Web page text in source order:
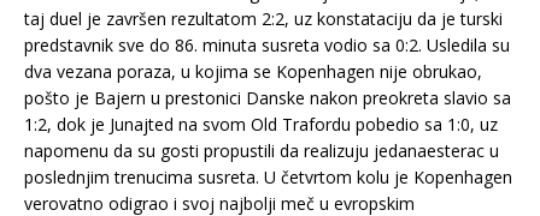
taj duel je završen rezultatom 2:2, uz konstataciju da je turski
predstavnik sve do 86. minuta susreta vodio sa 0:2. Usledila su
dva vezana poraza, u kojima se Kopenhagen nije obrukao,
pošto je Bajern u prestonici Danske nakon preokreta slavio sa
1:2, dok je Junajted na svom Old Trafordu pobedio sa 1:0, uz
napomenu da su gosti propustili da realizuju jedanaesterac u
poslednjim trenucima susreta. U četvrtom kolu je Kopenhagen
verovatno odigrao i svoj najbolji meč u evropskim